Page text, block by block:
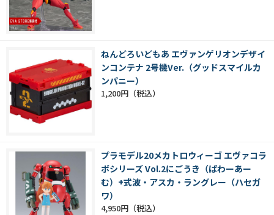
ねんどろいどもあ エヴァンゲリオンデザイ
ンコンテナ 2号機Ver.（グッドスマイルカ
ンパニー）
1,200円
プラモデル20メカトロウィーゴ エヴァコラ
ボシリーズ Vol.2にごうき（ぱわーあー
む）+式波・アスカ・ラングレー（ハセガ
ワ）
4,950円